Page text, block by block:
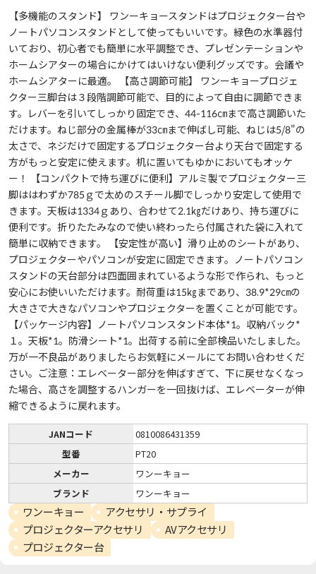
【多機能のスタンド】 ワンーキョースタンドはプロジェクター台や
ノートパソコンスタンドとして使ってもいいです。緑色の水準器付
いており、初心者でも簡単に水平調整でき、プレゼンテーションや
ホームシアターの場合にかけてはいけない便利グッズです。会議や
ホームシアターに最適。 【高さ調節可能】 ワンーキョープロジェ
クター三脚台は３段階調節可能で、目的によって自由に調節できま
す。レバーを引いてしっかり固定でき、44-116㎝まで高さ調節いた
だけます。ねじ部分の金属棒が33㎝まで伸ばし可能、ねじは5/8"の
太さで、ネジだけで固定するプロジェクター台より天台で固定する
方がもっと安定に使えます。机に置いてもゆかにおいてもオッケ
ー！ 【コンパクトで持ち運びに便利】アルミ製でプロジェクター三
脚ははわずか785ｇで太めのスチール脚でしっかり安定して使用で
きます。天板は1334ｇあり、合わせて2.1㎏だけあり、持ち運びに
便利です。折りたたみなので使い終わったら付属された袋に入れて
簡単に収納できます。 【安定性が高い】滑り止めのシートがあり、
プロジェクターやパソコンが安定に固定できます。ノートパソコン
スタンドの天台部分は四面囲まれているような形で作られ、もっと
安心にお使いいただけます。耐荷重は15㎏まであり、38.9*29㎝の
大きさで大きなパソコンやプロジェクターを置くことが可能です。
【パッケージ内容】ノートパソコンスタンド本体*1。収納バック*
１。天板*1。防滑シート*1。出荷する前に全部検品いたしました。
万が一不良品がありましたらお気軽にメールにてお問い合わせくだ
さい。ご注意：エレベーター部分を伸ばすぎて、下に戻せなくなっ
た場合、高さを調整するハンガーを一回抜けば、エレベーターが伸
縮できるように戻れます。
JANコード
0810086431359
型番
PT20
メーカー
ワンーキョー
ブランド
ワンーキョー
ワンーキョー
アクセサリ・サプライ
プロジェクターアクセサリ
AVアクセサリ
プロジェクター台